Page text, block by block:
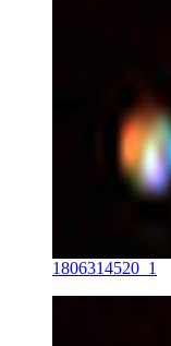
1806314520_1